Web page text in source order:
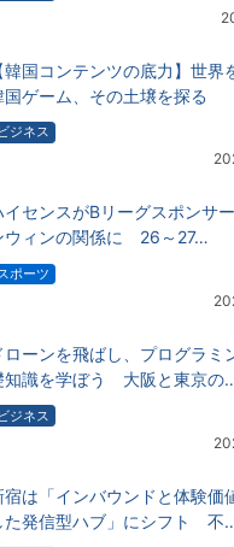
韓国コンテンツの底力】世界
国ゲーム、その土壌を探る
ビジネス
イセンスがBリーグスポンサ
ウィンの関係に 26～27…
ポーツ
ローンを飛ばし、プログラミ
知識を学ぼう 大阪と東京の
ビジネス
宿は「インバウンドと体験価
た発信型ハブ」にシフト 不